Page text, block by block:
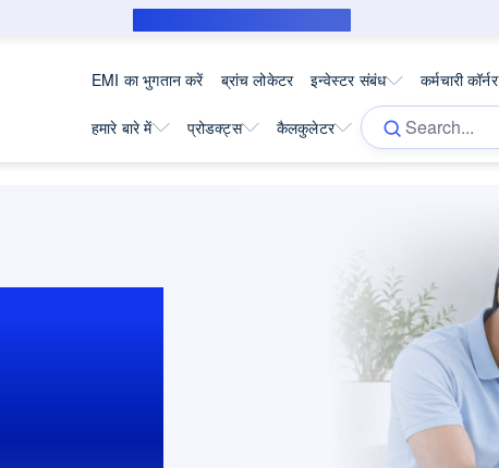
EMI का भुगतान करें ब्रांच लोकेटर इन्वेस्टर संबंध कर्मचारी कॉर्नर
हमारे बारे में प्रोडक्ट्स कैलकुलेटर